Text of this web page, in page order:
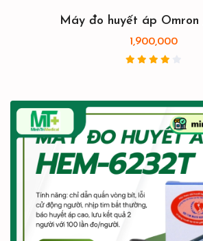
Máy đo huyết áp Omron
1,900,000